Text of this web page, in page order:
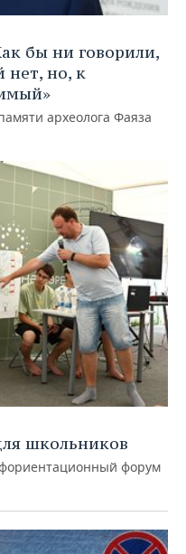
бы ни говорили,
нет, но, к
археолога Фаяза
школьников
форум